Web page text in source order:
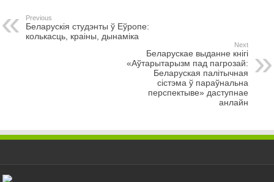
Previous
Беларускія студэнты ў Еўропе:
колькасць, краіны, дынаміка
Next
Беларускае выданне кнігі
«Аўтарытарызм пад пагрозай:
Беларуская палітычная
сістэма ў параўнальна
перспектыве» даступнае
анлайн